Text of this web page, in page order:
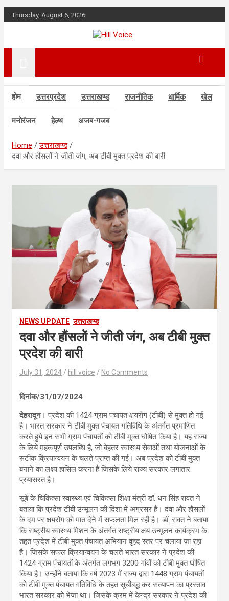
Skip
to
Thursday, August 6, 2026
Hill Voice
होम उत्तरप्रदेश उत्तराखण्ड राजनीतिक धार्मिक खेल
मनोरंजन हेल्थ अजब-गजब
Home
उत्तराखण्ड
दवा और हौंसलों ने जीती जंग, अब टीबी मुक्त प्रदेश की बारी
NEWS UPDATE उत्तराखण्ड
दवा और हौंसलों ने जीती जंग, अब टीबी मुक्त
प्रदेश की बारी
July 31, 2024 hill voice No Comments
दिनांक/31/07/2024
देहरादून। प्रदेश की 1424 ग्राम पंचायत क्षयरोग (टीबी) से मुक्त हो गई
है। भारत सरकार ने टीबी मुक्त पंचायत गतिविधि के अंतर्गत प्रमाणित
करते हुये इन सभी ग्राम पंचायतों को टीबी मुक्त घोषित किया है। यह राज्य
के लिये महत्वपूर्ण उपलब्धि है, जो बेहतर स्वास्थ्य सेवाओं तथा योजनाओं के
सटीक क्रियान्वयन के चलते प्राप्त की गई। अब प्रदेश को टीबी मुक्त
बनाने का लक्ष्य हासिल करना है जिसके लिये राज्य सरकार लगातार
प्रयासरत है।
सूबे के चिकित्सा स्वास्थ्य एवं चिकित्सा शिक्षा मंत्री डॉ. धन सिंह रावत ने
बताया कि प्रदेश टीबी उन्मूलन की दिशा में अग्रसर है। दवा और हौंसलों
के दम पर क्षयरोग को मात देने में सफलता मिल रही है। डॉ. रावत ने बताया
कि राष्ट्रीय स्वास्थ्य मिशन के अंतर्गत राष्ट्रीय क्षय उन्मूलन कार्यक्रम के
तहत प्रदेश में टीबी मुक्त पंचायत अभियान वृहद स्तर पर चलाया जा रहा
है। जिसके सफल क्रियान्वयन के चलते भारत सरकार ने प्रदेश की
1424 ग्राम पंचायतों के अंतर्गत लगभग 3200 गांवों को टीबी मुक्त घोषित
किया है। उन्होंने बताया कि वर्ष 2023 में राज्य द्वारा 1448 ग्राम पंचायतों
को टीबी मुक्त पंचायत गतिविधि के तहत सूचीबद्ध कर सत्यापन का प्रस्ताव
भारत सरकार को भेजा था। जिसके क्रम में केन्द्र सरकार ने प्रदेश की